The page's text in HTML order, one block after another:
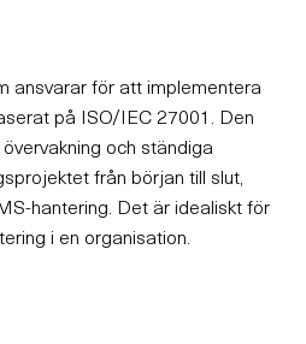
ansvarar för att implementera
på ISO/IEC 27001. Den
och ständiga
från början till slut,
hantering. Det är idealiskt för
i en organisation.